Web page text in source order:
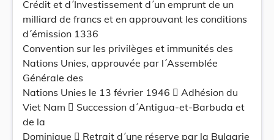
Crédit et d´Investissement d´un emprunt de un
milliard de francs et en approuvant les conditions
d´émission 1336
Convention sur les privilèges et immunités des
Nations Unies, approuvée par l´Assemblée
Générale des
Nations Unies le 13 février 1946  Adhésion du
Viet Nam  Succession d´Antigua-et-Barbuda et
de la
Dominique  Retrait d´une réserve par la Bulgarie